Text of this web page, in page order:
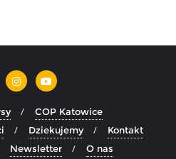
COP Katowice
Dziekujemy
Kontakt
Newsletter O nas